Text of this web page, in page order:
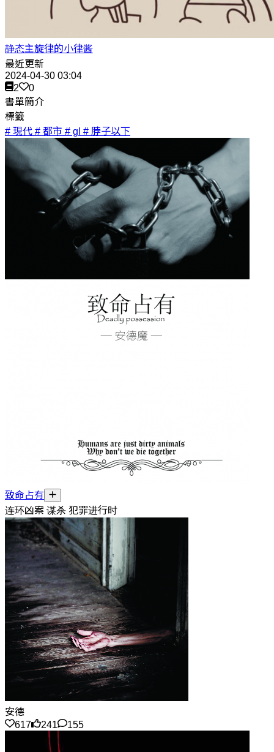
静态主旋律的小律酱
最近更新
2024-04-30 03:04
2
0
書單簡介
標籤
# 現代 # 都市 # gl # 脖子以下
致命占有
连环凶案 谋杀 犯罪进行时
安德
617
241 155